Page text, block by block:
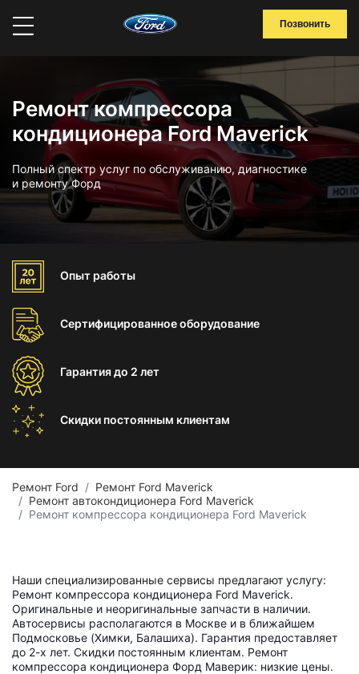
Позвонить
Ремонт компрессора
кондиционера Ford Maverick
Полный спектр услуг по обслуживанию, диагностике
и ремонту Форд
Опыт работы
Сертифицированноеоборудование
Гарантиядо 2 лет
Скидки постоянным клиентам
Ремонт Ford
Ремонт Ford Maverick
Ремонт автокондиционера Ford Maverick
Ремонт компрессора кондиционера Ford Maverick
Наши специализированные сервисы предлагают услугу:
Ремонт компрессора кондиционера Ford Maverick.
Оригинальные и неоригинальные запчасти в наличии.
Автосервисы располагаются в Москве и в ближайшем
Подмосковье (Химки, Балашиха). Гарантия предоставляет
до 2-х лет. Скидки постоянным клиентам. Ремонт
компрессора кондиционера Форд Маверик: низкие цены.